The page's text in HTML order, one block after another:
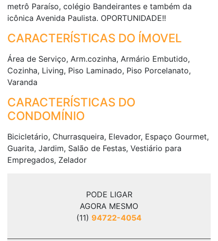
PODE LIGAR
AGORA MESMO
(11) 94722-4054
metrô Paraíso, colégio Bandeirantes e também da
icônica Avenida Paulista. OPORTUNIDADE!!
CARACTERÍSTICAS DO ÍMOVEL
Área de Serviço, Arm.cozinha, Armário Embutido,
Cozinha, Living, Piso Laminado, Piso Porcelanato,
Varanda
CARACTERÍSTICAS DO
CONDOMÍNIO
Bicicletário, Churrasqueira, Elevador, Espaço Gourmet,
Guarita, Jardim, Salão de Festas, Vestiário para
Empregados, Zelador